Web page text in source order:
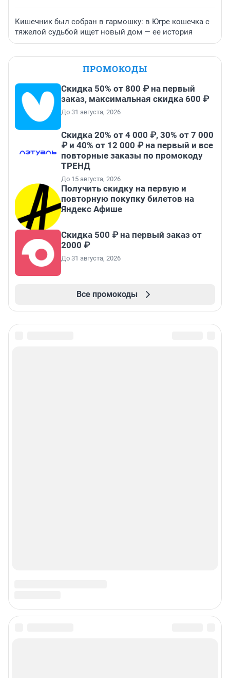
Кишечник был собран в гармошку: в Югре кошечка с
тяжелой судьбой ищет новый дом — ее история
ПРОМОКОДЫ
Скидка 50% от 800 ₽ на первый
заказ, максимальная скидка 600 ₽
До 31 августа, 2026
Скидка 20% от 4 000 ₽, 30% от 7 000
₽ и 40% от 12 000 ₽ на первый и все
повторные заказы по промокоду
ТРЕНД
До 15 августа, 2026
Получить скидку на первую и
повторную покупку билетов на
Яндекс Афише
Скидка 500 ₽ на первый заказ от
2000 ₽
До 31 августа, 2026
Все промокоды